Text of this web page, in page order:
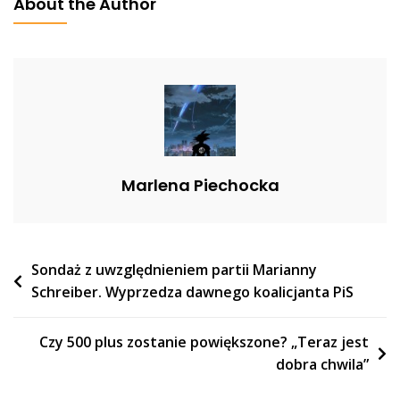
Miał
60
Lat
Marlena Piechocka
Nawigacja
wpisu
Sondaż z uwzględnieniem partii Marianny
Schreiber. Wyprzedza dawnego koalicjanta PiS
Czy 500 plus zostanie powiększone? „Teraz jest
dobra chwila”